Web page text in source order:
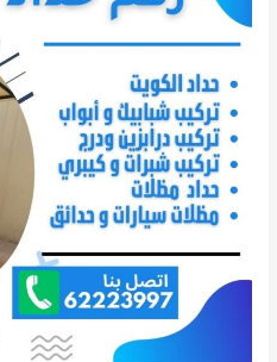
بالكويت
62223997
مظلات
حدائق
مظلات
سيارات
مظلات